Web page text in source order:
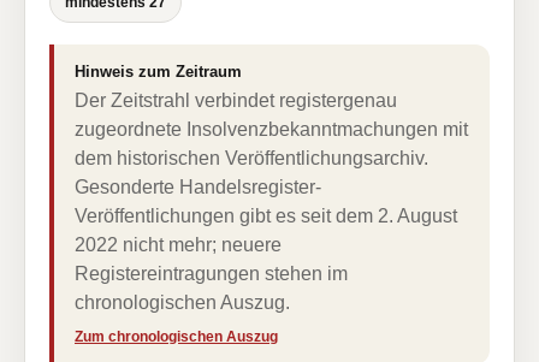
Hinweis zum Zeitraum
Der Zeitstrahl verbindet registergenau
zugeordnete Insolvenzbekanntmachungen mit
dem historischen Veröffentlichungsarchiv.
Gesonderte Handelsregister-
Veröffentlichungen gibt es seit dem 2. August
2022 nicht mehr; neuere
Registereintragungen stehen im
chronologischen Auszug.
Zum chronologischen Auszug